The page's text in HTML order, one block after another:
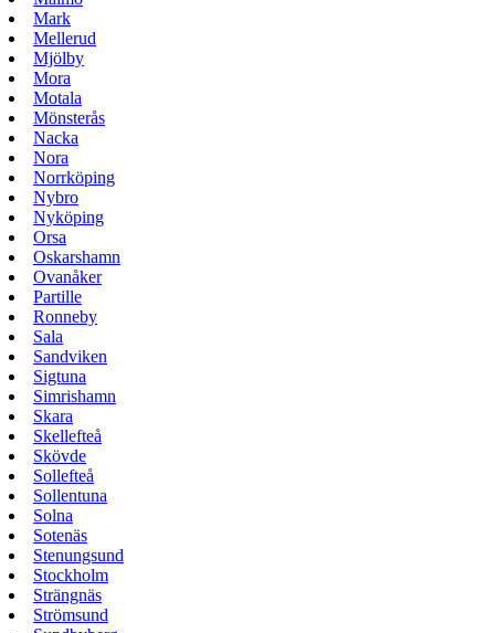
Mark
Mellerud
Mjölby
Mora
Motala
Mönsterås
Nacka
Nora
Norrköping
Nybro
Nyköping
Orsa
Oskarshamn
Ovanåker
Partille
Ronneby
Sala
Sandviken
Sigtuna
Simrishamn
Skara
Skellefteå
Skövde
Sollefteå
Sollentuna
Solna
Sotenäs
Stenungsund
Stockholm
Strängnäs
Strömsund